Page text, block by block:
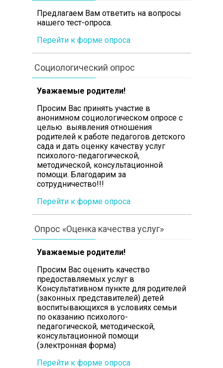
Предлагаем Вам ответить на вопросы
нашего тест-опроса.
Перейти к форме опроса
Социологический опрос
Уважаемые родители!
Просим Вас принять участие в
анонимном социологическом опросе с
целью выявления отношения
родителей к работе педагогов детского
сада и дать оценку качеству услуг
психолого-педагогической,
методической, консультационной
помощи. Благодарим за
сотрудничество!!!
Перейти к форме опроса
Опрос «Оценка качества услуг»
Уважаемые родители!
Просим Вас оценить качество
предоставляемых услуг в
Консультативном пункте для родителей
(законных представителей) детей
воспитывающихся в условиях семьи
по оказанию психолого-
педагогической, методической,
консультационной помощи
(электронная форма)
Перейти к форме опроса